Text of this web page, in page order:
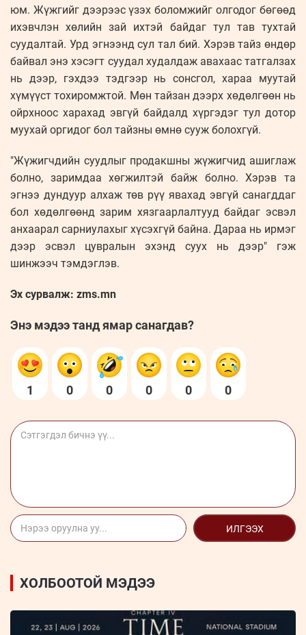
юм. Жүжгийг дээрээс үзэх боломжийг олгодог бөгөөд
ихэвчлэн хөлийн зай ихтэй байдаг тул тав тухтай
суудалтай. Урд эгнээнд сул тал бий. Хэрэв тайз өндөр
байвал энэ хэсэгт суудал худалдаж авахаас татгалзах
нь дээр, гэхдээ тэдгээр нь сонсгол, хараа муутай
хүмүүст тохиромжтой. Мөн тайзан дээрх хөдөлгөөн нь
ойрхноос харахад эвгүй байдалд хүргэдэг тул дотор
муухай оргидог бол тайзны өмнө сууж болохгүй.
"Жүжигчдийн суудлыг продакшны жүжигчид ашиглаж
болно, заримдаа хөгжилтэй байж болно. Хэрэв та
эгнээ дундуур алхаж төв рүү явахад эвгүй санагддаг
бол хөдөлгөөнд зарим хязгаарлалтууд байдаг эсвэл
анхаарал сарниулахыг хүсэхгүй байна. Дараа нь ирмэг
дээр эсвэл цувралын эхэнд суух нь дээр" гэж
шинжээч тэмдэглэв.
Эх сурвалж: zms.mn
Энэ мэдээ танд ямар санагдав?
1 0 0 0 0 0
ИЛГЭЭХ
ХОЛБООТОЙ МЭДЭЭ